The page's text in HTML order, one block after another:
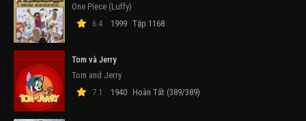
One Piece (Luffy)
6.4
1999 Tập 1168
Tom và Jerry
Tom and Jerry
7.1
1940 Hoàn Tất (389/389)